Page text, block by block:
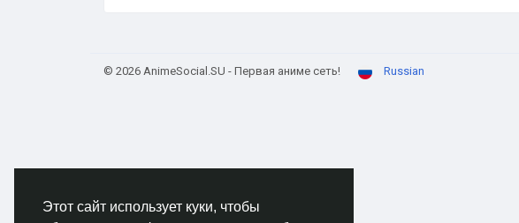
Этот сайт использует куки, чтобы
© 2026 AnimeSocial.SU - Первая аниме сеть! Russian